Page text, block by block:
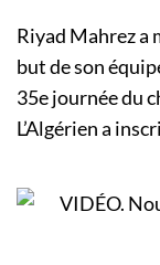
Riyad Mahrez a
but de son
35e journée du
L’Algérien a